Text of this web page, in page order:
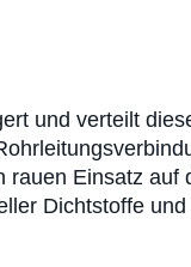
und verteilt
rauen Einsatz
Dichtstoffe